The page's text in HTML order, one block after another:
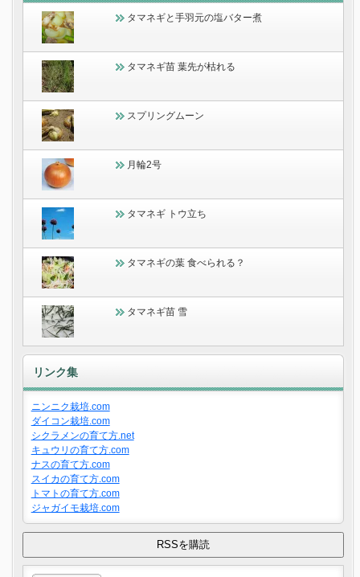
タマネギと手羽元の塩バター煮
タマネギ苗 葉先が枯れる
スプリングムーン
月輪2号
タマネギ トウ立ち
タマネギの葉 食べられる？
タマネギ苗 雪
リンク集
ニンニク栽培.com
ダイコン栽培.com
シクラメンの育て方.net
キュウリの育て方.com
ナスの育て方.com
スイカの育て方.com
トマトの育て方.com
ジャガイモ栽培.com